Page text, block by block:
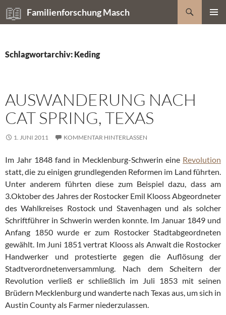
Zum
Inhalt
Familienforschung Masch
Suchen
Schlagwortarchiv: Keding
AUSWANDERUNG NACH
CAT SPRING, TEXAS
1. JUNI 2011 KOMMENTAR HINTERLASSEN
Im Jahr 1848 fand in Mecklenburg-Schwerin eine Revolution
statt, die zu einigen grundlegenden Reformen im Land führten.
Unter anderem führten diese zum Beispiel dazu, dass am
3.Oktober des Jahres der Rostocker Emil Klooss Abgeordneter
des Wahlkreises Rostock und Stavenhagen und als solcher
Schriftführer in Schwerin werden konnte. Im Januar 1849 und
Anfang 1850 wurde er zum Rostocker Stadtabgeordneten
gewählt. Im Juni 1851 vertrat Klooss als Anwalt die Rostocker
Handwerker und protestierte gegen die Auflösung der
Stadtverordnetenversammlung. Nach dem Scheitern der
Revolution verließ er schließlich im Juli 1853 mit seinen
Brüdern Mecklenburg und wanderte nach Texas aus, um sich in
Austin County als Farmer niederzulassen.